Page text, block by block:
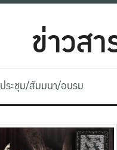
ข่าวส
ประชุม/สัมมนา/อบรม